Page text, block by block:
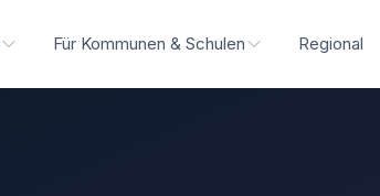
Für Kommunen & Schulen Regional